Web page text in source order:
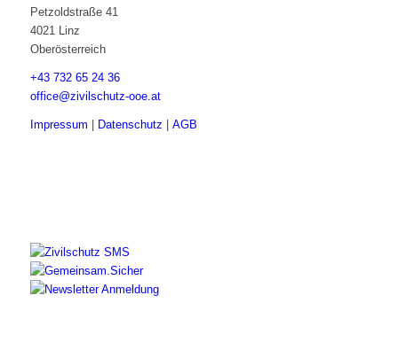
Petzoldstraße 41
4021 Linz
Oberösterreich
+43 732 65 24 36
office@zivilschutz-ooe.at
Impressum Datenschutz AGB